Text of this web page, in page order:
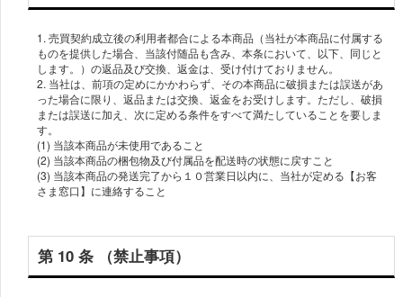
1. 売買契約成⽴後の利⽤者都合による本商品（当社が本商品に付属する
ものを提供した場合、当該付随品も含み、本条において、以下、同じと
します。）の返品及び交換、返⾦は、受け付けておりません。
2. 当社は、前項の定めにかかわらず、その本商品に破損または誤送があ
った場合に限り、返品または交換、返⾦をお受けします。ただし、破損
または誤送に加え、次に定める条件をすべて満たしていることを要しま
す。
(1) 当該本商品が未使⽤であること
(2) 当該本商品の梱包物及び付属品を配送時の状態に戻すこと
(3) 当該本商品の発送完了から１０営業⽇以内に、当社が定める【お客
第 10 条 （禁⽌事項）